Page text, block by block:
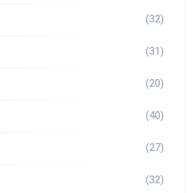
(32)
(31)
(20)
(40)
(27)
(32)